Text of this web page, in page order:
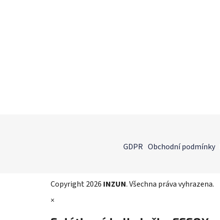
GDPR Obchodní podmínky
Copyright 2026 INZUN. Všechna práva vyhrazena.
×